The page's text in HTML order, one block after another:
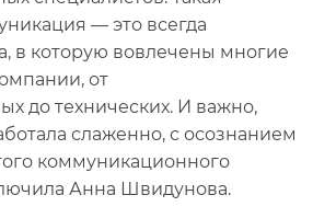
— это всегда
в которую вовлечены многие
от
до технических. И важно,
слаженно, с осознанием
коммуникационного
Анна Швидунова.